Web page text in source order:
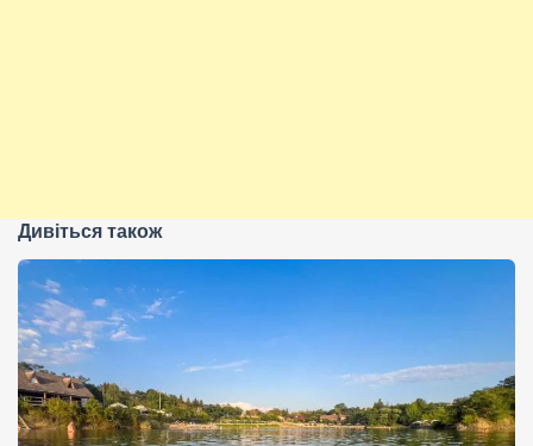
Дивіться також